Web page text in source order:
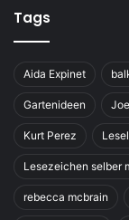
Tags
Aida Expinet
Gartenideen
Kurt Perez
Lesezeichen selber
rebecca mcbrain